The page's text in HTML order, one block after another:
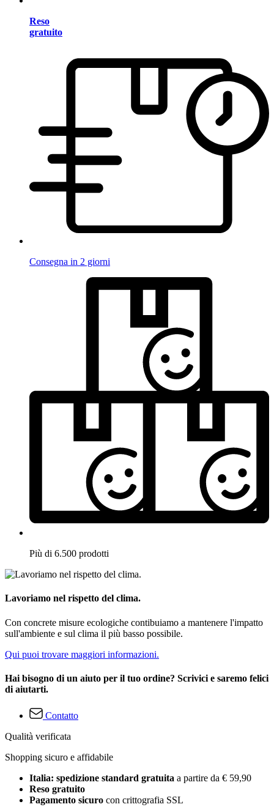
Reso
gratuito
Consegna in 2 giorni
Più di 6.500 prodotti
Lavoriamo nel rispetto del clima.
Con concrete misure ecologiche contibuiamo a mantenere l'impatto
sull'ambiente e sul clima il più basso possibile.
Qui puoi trovare maggiori informazioni.
Hai bisogno di un aiuto per il tuo ordine? Scrivici e saremo felici
di aiutarti.
Contatto
Qualità verificata
Shopping sicuro e affidabile
Italia: spedizione standard gratuita a partire da € 59,90
Reso gratuito
Pagamento sicuro con crittografia SSL